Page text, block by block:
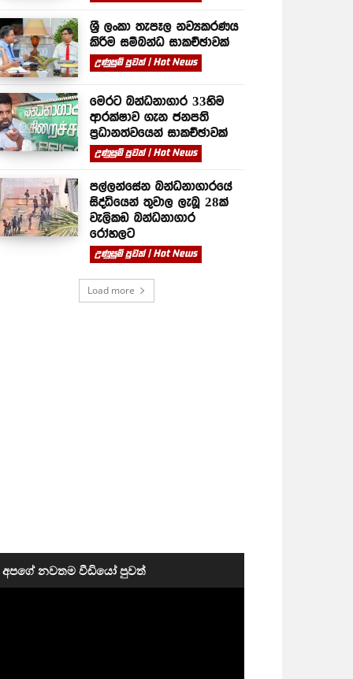
ශ්‍රී ලංකා තැපෑල නව්‍යකරණය
කිරීම සම්බන්ධ සාකච්ඡාවක්
උණුසුම් පුවත් | Hot News
මෙරට බන්ධනාගාර 33හිම
ආරක්ෂාව ගැන ජනපති
ප්‍රධානත්වයෙන් සාකච්ඡාවක්
උණුසුම් පුවත් | Hot News
පල්ලන්සේන බන්ධනාගාරයේ
සිද්ධියෙන් තුවාල ලැබූ 28ක්
වැලිකඩ බන්ධනාගාර
රෝහලට
උණුසුම් පුවත් | Hot News
Load more
අපගේ නවතම වීඩියෝ පුවත්